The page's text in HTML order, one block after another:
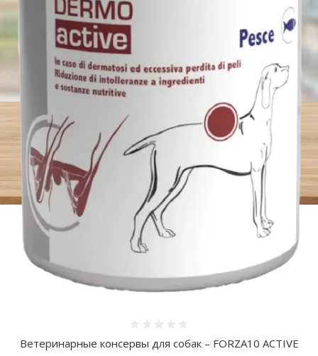
Ветеринарные консервы для собак – FORZA10 ACTIVE